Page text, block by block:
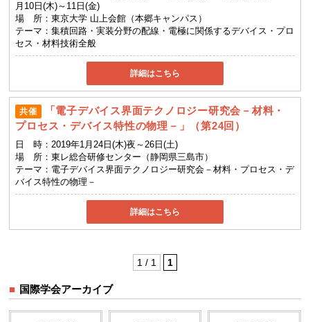
月10日(木)～11日(金)
場 所：東京大学 山上会館（本郷キャンパス）
テーマ：集積回路・実装分野の配線・電極に関係するデバイス・プロ
セス・材料技術全般
詳細はこちら
共催
「電子デバイス界面テクノロジー研究会－材料・
プロセス・デバイス特性の物理－」（第24回）
日 時：2019年1月24日(木)夜～26日(土)
場 所：東レ総合研修センター（静岡県三島市）
テーマ： 電子デバイス界面テクノロジー研究会－材料・プロセス・デ
バイス特性の物理－
詳細はこちら
1 / 1 1
国際学会アーカイブ